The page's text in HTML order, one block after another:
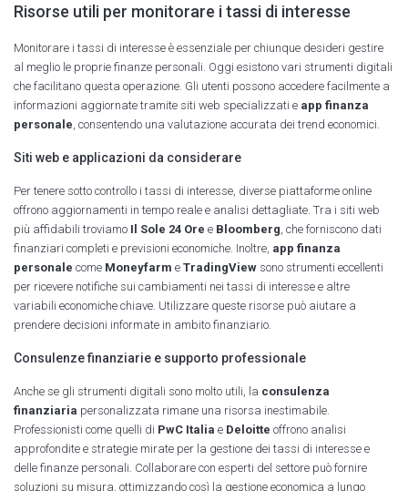
Risorse utili per monitorare i tassi di interesse
Monitorare i tassi di interesse è essenziale per chiunque desideri gestire
al meglio le proprie finanze personali. Oggi esistono vari strumenti digitali
che facilitano questa operazione. Gli utenti possono accedere facilmente a
informazioni aggiornate tramite siti web specializzati e app finanza
personale , consentendo una valutazione accurata dei trend economici.
Siti web e applicazioni da considerare
Per tenere sotto controllo i tassi di interesse, diverse piattaforme online
offrono aggiornamenti in tempo reale e analisi dettagliate. Tra i siti web
più affidabili troviamo Il Sole 24 Ore e Bloomberg , che forniscono dati
finanziari completi e previsioni economiche. Inoltre, app finanza
personale come Moneyfarm e TradingView sono strumenti eccellenti
per ricevere notifiche sui cambiamenti nei tassi di interesse e altre
variabili economiche chiave. Utilizzare queste risorse può aiutare a
prendere decisioni informate in ambito finanziario.
Consulenze finanziarie e supporto professionale
Anche se gli strumenti digitali sono molto utili, la consulenza
finanziaria personalizzata rimane una risorsa inestimabile.
Professionisti come quelli di PwC Italia e Deloitte offrono analisi
approfondite e strategie mirate per la gestione dei tassi di interesse e
delle finanze personali. Collaborare con esperti del settore può fornire
soluzioni su misura, ottimizzando così la gestione economica a lungo